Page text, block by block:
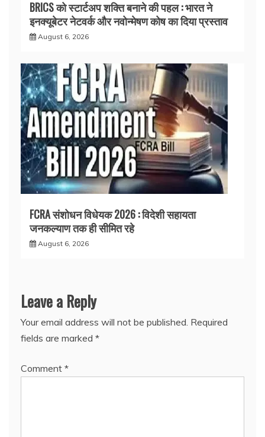
BRICS को स्टार्टअप शक्ति बनाने की पहल : भारत ने
इनक्यूबेटर नेटवर्क और नवोन्मेषण कोष का दिया प्रस्ताव
August 6, 2026
FCRA संशोधन विधेयक 2026 : विदेशी सहायता
जनकल्याण तक ही सीमित रहे
August 6, 2026
Leave a Reply
Your email address will not be published. Required
fields are marked *
Comment *